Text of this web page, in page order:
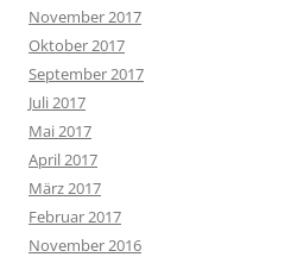
November 2017
Oktober 2017
September 2017
Juli 2017
Mai 2017
April 2017
März 2017
Februar 2017
November 2016